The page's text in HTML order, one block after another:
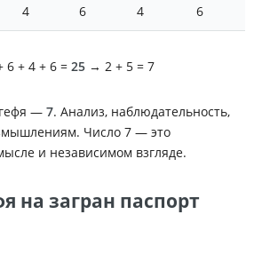
4 6 4 6
6 + 4 + 6 = 25 → 2 + 5 = 7
— 7. Анализ, наблюдательность,
Число 7 — это
и независимом взгляде.
на загран паспорт